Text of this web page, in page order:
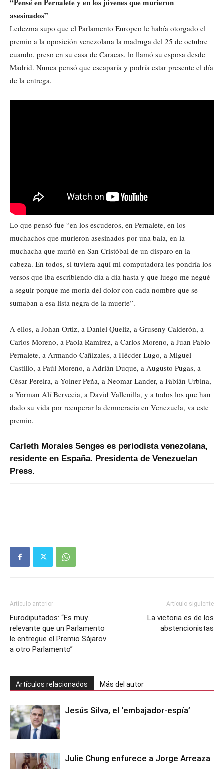
asesinados”
Ledezma supo que el Parlamento Europeo le había otorgado el
premio a la oposición venezolana la madruga del 25 de octubre
cuando, preso en su casa de Caracas, lo llamó su esposa desde
Madrid. Nunca pensó que escaparía y podría estar presente el día
de la entrega.
Lo que pensó fue “en los escuderos, en Pernalete, en los
muchachos que murieron asesinados por una bala, en la
muchacha que murió en San Cristóbal de un disparo en la
cabeza. En todos, si tuviera aquí mi computadora les pondría los
versos que iba escribiendo día a día hasta y que luego me negué
a seguir porque me moría del dolor con cada nombre que se
sumaban a esa lista negra de la muerte”.
A ellos, a Johan Ortiz, a Daniel Queliz, a Gruseny Calderón, a
Carlos Moreno, a Paola Ramírez, a Carlos Moreno, a Juan Pablo
Pernalete, a Armando Cañizales, a Hécder Lugo, a Miguel
Castillo, a Paúl Moreno, a Adrián Duque, a Augusto Pugas, a
César Pereira, a Yoiner Peña, a Neomar Lander, a Fabián Urbina,
a Yorman Alí Bervecia, a David Vallenilla, y a todos los que han
dado su vida por recuperar la democracia en Venezuela, va este
premio.
Carleth Morales Senges es periodista venezolana,
residente en España. Presidenta de Venezuelan
Press.
Artículo anterior
Eurodiputados: “Es muy
relevante que un Parlamento
le entregue el Premio Sájarov
a otro Parlamento”
Artículo siguiente
La victoria es de los
abstencionistas
Artículos relacionados Más del autor
Jesús Silva, el ‘embajador-espía’
Julie Chung enfurece a Jorge Arreaza